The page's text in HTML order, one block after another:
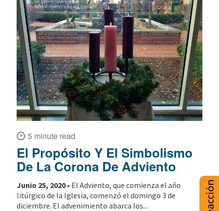
5 minute read
El Propósito Y El Simbolismo
De La Corona De Adviento
Junio 25, 2020 • El Adviento, que comienza el año
litúrgico de la Iglesia, comenzó el domingo 3 de
diciembre. El advenimiento abarca los...